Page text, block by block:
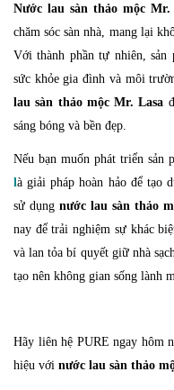
Nước lau sàn thảo mộc Mr.
chăm sóc sàn nhà, mang lại
Với thành phần tự nhiên, sản
sức khỏe gia đình và môi
lau sàn thảo mộc Mr. Lasa
sáng bóng và bền đẹp.
Nếu bạn muốn phát triển sản
là giải pháp hoàn hảo để tạo
sử dụngnước lau sàn thảo
nay để trải nghiệm sự khác
và lan tỏa bí quyết giữ nhà
tạo nên không gian sống lành
Hãy liên hệ PURE ngay hôm
hiệu với nước lau sàn thảo